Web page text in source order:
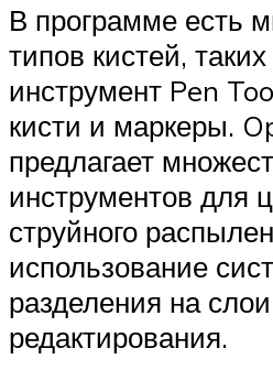
В программе есть
типов кистей,
инструмент Pen
кисти и маркеры.
предлагает
инструментов для
струйного
использование
разделения на
редактирования.